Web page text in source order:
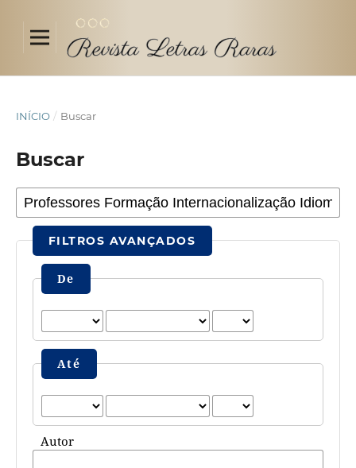
INÍCIO / Buscar
Buscar
FILTROS AVANÇADOS
De
Até
Autor